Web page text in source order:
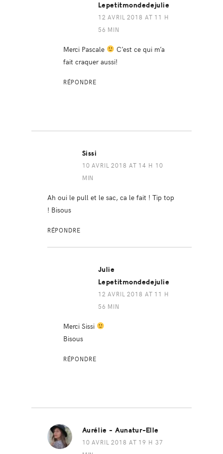
Lepetitmondedejulie
12 AVRIL 2018 AT 11 H
56 MIN
Merci Pascale
C’est ce qui m’a
fait craquer aussi!
RÉPONDRE
Sissi
10 AVRIL 2018 AT 14 H 10
MIN
Ah oui le pull et le sac, ca le fait ! Tip top
! Bisous
RÉPONDRE
Julie
Lepetitmondedejulie
12 AVRIL 2018 AT 11 H
56 MIN
Merci Sissi
Bisous
RÉPONDRE
Aurélie - Aunatur-Elle
10 AVRIL 2018 AT 19 H 37